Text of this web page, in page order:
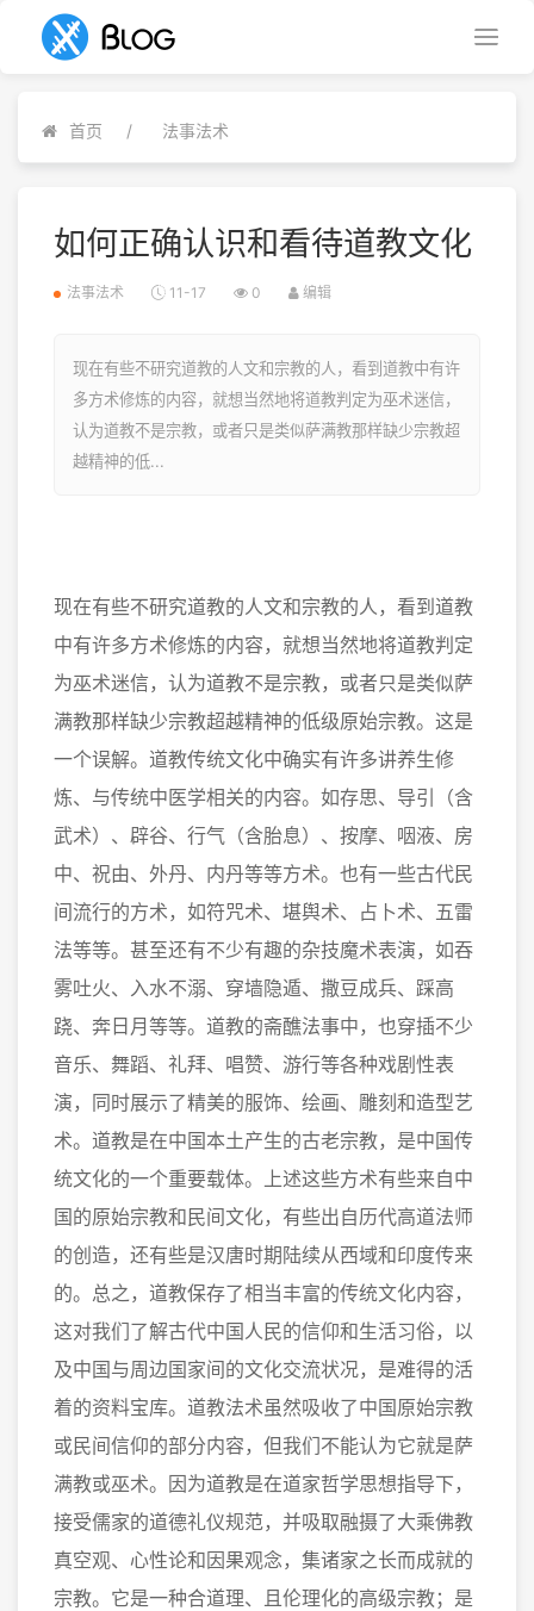
首页 法事法术
如何正确认识和看待道教文化
法事法术 11-17 0 编辑
现在有些不研究道教的人文和宗教的人，看到道教中有许
多方术修炼的内容，就想当然地将道教判定为巫术迷信，
认为道教不是宗教，或者只是类似萨满教那样缺少宗教超
越精神的低...
现在有些不研究道教的人文和宗教的人，看到道教
中有许多方术修炼的内容，就想当然地将道教判定
为巫术迷信，认为道教不是宗教，或者只是类似萨
满教那样缺少宗教超越精神的低级原始宗教。这是
一个误解。道教传统文化中确实有许多讲养生修
炼、与传统中医学相关的内容。如存思、导引（含
武术）、辟谷、行气（含胎息）、按摩、咽液、房
中、祝由、外丹、内丹等等方术。也有一些古代民
间流行的方术，如符咒术、堪舆术、占卜术、五雷
法等等。甚至还有不少有趣的杂技魔术表演，如吞
雾吐火、入水不溺、穿墙隐遁、撒豆成兵、踩高
跷、奔日月等等。道教的斋醮法事中，也穿插不少
音乐、舞蹈、礼拜、唱赞、游行等各种戏剧性表
演，同时展示了精美的服饰、绘画、雕刻和造型艺
术。道教是在中国本土产生的古老宗教，是中国传
统文化的一个重要载体。上述这些方术有些来自中
国的原始宗教和民间文化，有些出自历代高道法师
的创造，还有些是汉唐时期陆续从西域和印度传来
的。总之，道教保存了相当丰富的传统文化内容，
这对我们了解古代中国人民的信仰和生活习俗，以
及中国与周边国家间的文化交流状况，是难得的活
着的资料宝库。道教法术虽然吸收了中国原始宗教
或民间信仰的部分内容，但我们不能认为它就是萨
满教或巫术。因为道教是在道家哲学思想指导下，
接受儒家的道德礼仪规范，并吸取融摄了大乘佛教
真空观、心性论和因果观念，集诸家之长而成就的
宗教。它是一种合道理、且伦理化的高级宗教；是